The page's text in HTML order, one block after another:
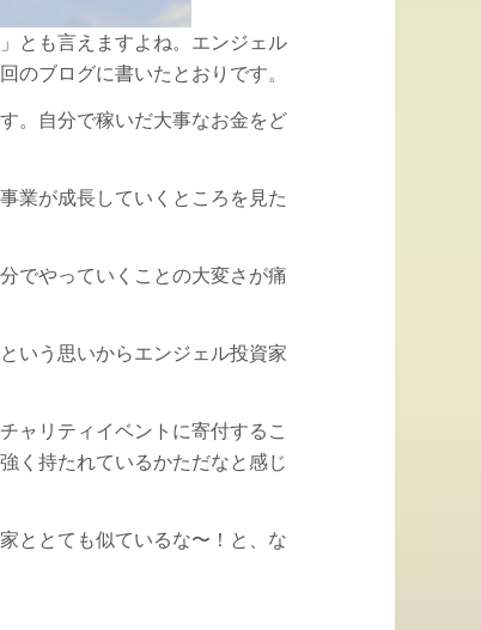
とも言えますよね。エンジェル
のブログに書いたとおりです。
。自分で稼いだ大事なお金をど
業が成長していくところを見た
でやっていくことの大変さが痛
いう思いからエンジェル投資家
ャリティイベントに寄付するこ
く持たれているかただなと感じ
ととても似ているな〜！と、な